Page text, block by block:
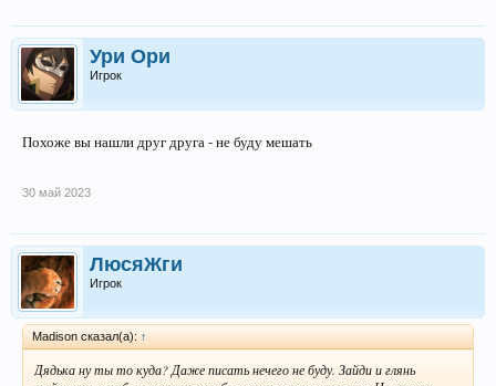
Ури Ори
Игрок
Похоже вы нашли друг друга - не буду мешать
30 май 2023
ЛюсяЖги
Игрок
Madison сказал(а): ↑
Дядька ну ты то куда? Даже писать нечего не буду. Зайди и глянь